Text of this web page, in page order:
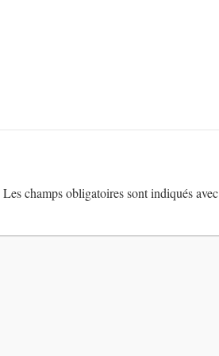
Les champs obligatoires sont indiqués avec